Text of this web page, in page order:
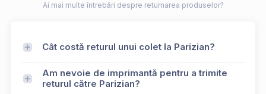
Ai mai multe întrebări despre returnarea produselor?
Cât costă returul unui colet la Parizian?
Am nevoie de imprimantă pentru a trimite
returul către Parizian?